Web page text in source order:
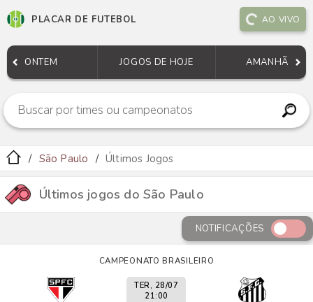
PLACAR DE FUTEBOL AO VIVO
ONTEM JOGOS DE HOJE AMANHÃ
São Paulo Últimos Jogos
Últimos jogos do São Paulo
NOTIFICAÇÕES
CAMPEONATO BRASILEIRO
TER, 28/07
21:00